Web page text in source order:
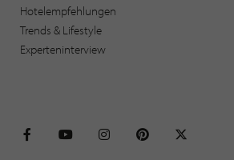
Hotelempfehlungen
Trends & Lifestyle
Experteninterview